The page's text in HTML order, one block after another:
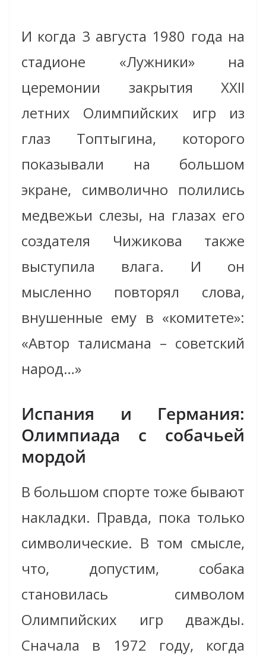
И когда 3 августа 1980 года на
стадионе «Лужники» на
церемонии закрытия XXII
летних Олимпийских игр из
глаз Топтыгина, которого
показывали на большом
экране, символично полились
медвежьи слезы, на глазах его
создателя Чижикова также
выступила влага. И он
мысленно повторял слова,
внушенные ему в «комитете»:
«Автор талисмана – советский
народ…»
Испания и Германия:
Олимпиада с собачьей
мордой
В большом спорте тоже бывают
накладки. Правда, пока только
символические. В том смысле,
что, допустим, собака
становилась символом
Олимпийских игр дважды.
Сначала в 1972 году, когда